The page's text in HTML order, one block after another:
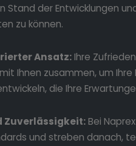
Stand der Entwicklungen
zu können.
Ansatz:Ihre
Ihnen zusammen, um
die Ihre
Zuverlässigkeit:Bei
und streben danach,